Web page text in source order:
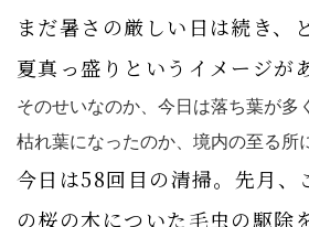
まだ暑さの厳しい日は続き、
夏真っ盛りというイメージが
そのせいなのか、今日は落ち葉が多
枯れ葉になったのか、境内の至る所
今日は58回目の清掃。先月、
の桜の木についた毛虫の駆除